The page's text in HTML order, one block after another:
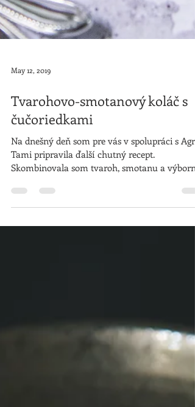
May 12, 2019
Tvarohovo-smotanový koláč s
čučoriedkami
Na dnešný deň som pre vás v spolupráci s Agro
Skombinovala som tvaroh, smotanu a výborné
čučoriedky....